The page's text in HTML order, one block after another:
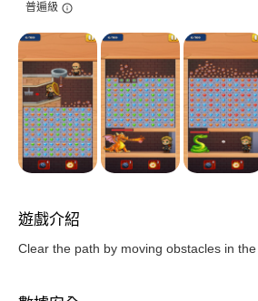
普遍級
遊戲介紹
Clear the path by moving obstacles in